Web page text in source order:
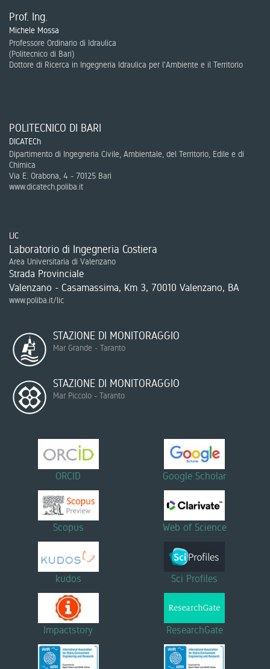
Prof. Ing.
Michele Mossa
Professore Ordinario di Idraulica
(Politecnico di Bari)
Dottore di Ricerca in Ingegneria Idraulica per l'Ambiente e il Territorio
POLITECNICO DI BARI
DICATECh
Dipartimento di Ingegneria Civile, Ambientale, del Territorio, Edile e di
Chimica
Via E. Orabona, 4 - 70125 Bari
www.dicatech.poliba.it
LIC
Laboratorio di Ingegneria Costiera
Area Universitaria di Valenzano
Strada Provinciale
Valenzano - Casamassima, Km 3, 70010 Valenzano, BA
www.poliba.it/lic
STAZIONE DI MONITORAGGIO
Mar Grande - Taranto
STAZIONE DI MONITORAGGIO
Mar Piccolo - Taranto
ORCID Google Scholar
Scopus Web of Science
kudos Sci Profiles
Impactstory ResearchGate